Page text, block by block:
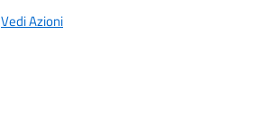
Vedi Azioni